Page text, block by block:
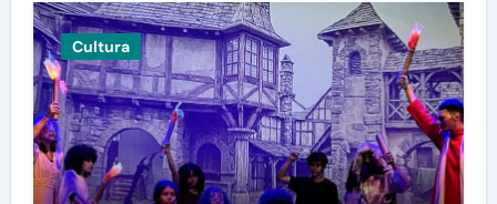
Cultura